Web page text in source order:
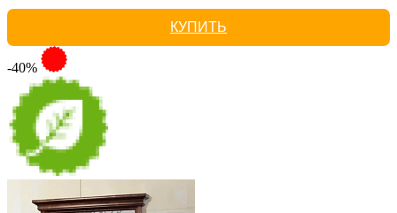
КУПИТЬ
-40%